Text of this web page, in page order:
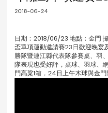
2018-06-24
日期：2018/06/23 地點：金門
盃單項運動邀請賽23日歡迎晚宴
勝隊暨連江縣代表隊參賽桌、
隊表現也受好評，桌球、羽球、
門高粱1箱，24日上午木球與金